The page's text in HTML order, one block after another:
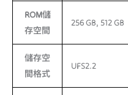
ROM儲
存空間
256 GB, 512 GB
儲存空
間格式
UFS2.2